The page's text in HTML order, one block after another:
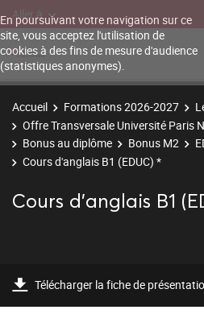
En poursuivant votre navigation sur ce
site, vous acceptez l'utilisation de
cookies à des fins de mesure d'audience
(statistiques anonymes).
Aller à
Accueil Formations 2026-2027
Offre Transversale Université Paris
Bonus au diplôme
Bonus M2
Cours d'anglais B1 (EDUC) *
Cours d'anglais B1
Télécharger la fiche de